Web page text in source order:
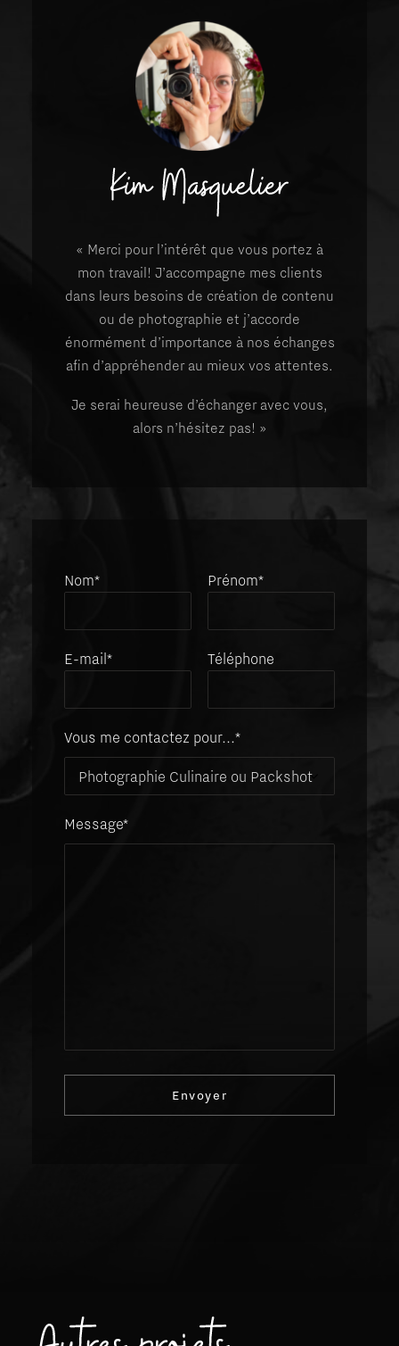
« Merci pour l’intérêt que vous portez à
mon travail! J’accompagne mes clients
dans leurs besoins de création de contenu
ou de photographie et j’accorde
énormément d’importance à nos échanges
afin d’appréhender au mieux vos attentes.
Je serai heureuse d’échanger avec vous,
alors n’hésitez pas! »
Nom* Prénom*
E-mail* Téléphone
Vous me contactez pour...*
Message*